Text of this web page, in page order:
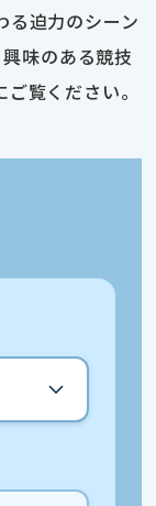
る迫力のシーン
味のある競技
覧ください。